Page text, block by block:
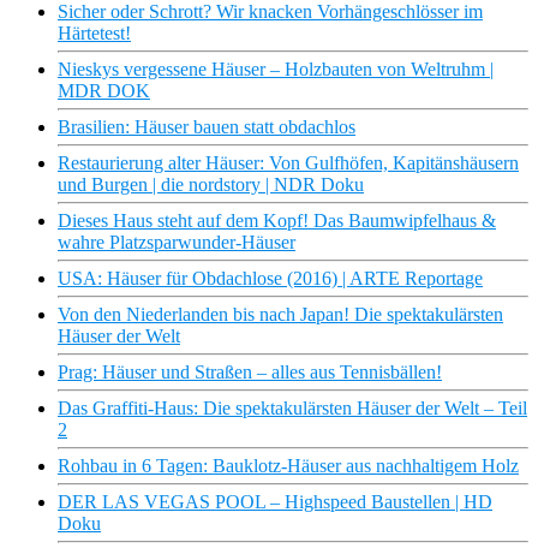
Sicher oder Schrott? Wir knacken Vorhängeschlösser im
Härtetest!
Nieskys vergessene Häuser – Holzbauten von Weltruhm |
MDR DOK
Brasilien: Häuser bauen statt obdachlos
Restaurierung alter Häuser: Von Gulfhöfen, Kapitänshäusern
und Burgen | die nordstory | NDR Doku
Dieses Haus steht auf dem Kopf! Das Baumwipfelhaus &
wahre Platzsparwunder-Häuser
USA: Häuser für Obdachlose (2016) | ARTE Reportage
Von den Niederlanden bis nach Japan! Die spektakulärsten
Häuser der Welt
Prag: Häuser und Straßen – alles aus Tennisbällen!
Das Graffiti-Haus: Die spektakulärsten Häuser der Welt – Teil
2
Rohbau in 6 Tagen: Bauklotz-Häuser aus nachhaltigem Holz
DER LAS VEGAS POOL – Highspeed Baustellen | HD
Doku